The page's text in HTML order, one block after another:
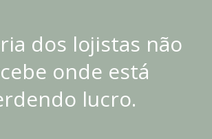
dos lojistas não
onde está
lucro.